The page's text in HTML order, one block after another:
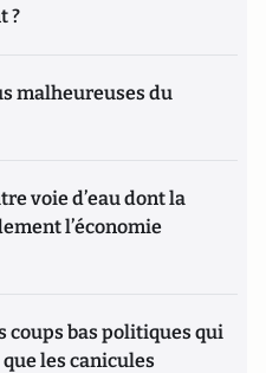
?
malheureuses du
voie d’eau dont la
l’économie
coups bas politiques qui
les canicules